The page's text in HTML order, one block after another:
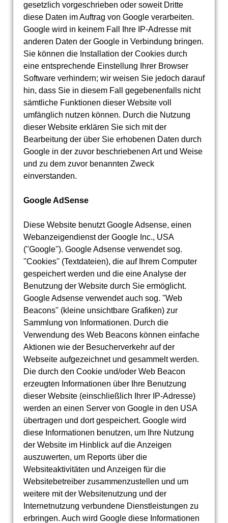
gesetzlich vorgeschrieben oder soweit Dritte
diese Daten im Auftrag von Google verarbeiten.
Google wird in keinem Fall Ihre IP-Adresse mit
anderen Daten der Google in Verbindung bringen.
Sie können die Installation der Cookies durch
eine entsprechende Einstellung Ihrer Browser
Software verhindern; wir weisen Sie jedoch darauf
hin, dass Sie in diesem Fall gegebenenfalls nicht
sämtliche Funktionen dieser Website voll
umfänglich nutzen können. Durch die Nutzung
dieser Website erklären Sie sich mit der
Bearbeitung der über Sie erhobenen Daten durch
Google in der zuvor beschriebenen Art und Weise
und zu dem zuvor benannten Zweck
einverstanden.
Google AdSense
Diese Website benutzt Google Adsense, einen
Webanzeigendienst der Google Inc., USA
(''Google''). Google Adsense verwendet sog.
''Cookies'' (Textdateien), die auf Ihrem Computer
gespeichert werden und die eine Analyse der
Benutzung der Website durch Sie ermöglicht.
Google Adsense verwendet auch sog. ''Web
Beacons'' (kleine unsichtbare Grafiken) zur
Sammlung von Informationen. Durch die
Verwendung des Web Beacons können einfache
Aktionen wie der Besucherverkehr auf der
Webseite aufgezeichnet und gesammelt werden.
Die durch den Cookie und/oder Web Beacon
erzeugten Informationen über Ihre Benutzung
dieser Website (einschließlich Ihrer IP-Adresse)
werden an einen Server von Google in den USA
übertragen und dort gespeichert. Google wird
diese Informationen benutzen, um Ihre Nutzung
der Website im Hinblick auf die Anzeigen
auszuwerten, um Reports über die
Websiteaktivitäten und Anzeigen für die
Websitebetreiber zusammenzustellen und um
weitere mit der Websitenutzung und der
Internetnutzung verbundene Dienstleistungen zu
erbringen. Auch wird Google diese Informationen